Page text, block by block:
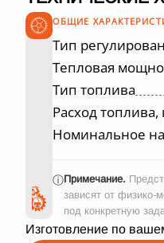
ОБЩИЕ
Тип
Тепловая
Тип топлива
Расход топлива,
Номинальное
ⓘПримечание.
зависят от физико-
под конкретную
Изготовление по